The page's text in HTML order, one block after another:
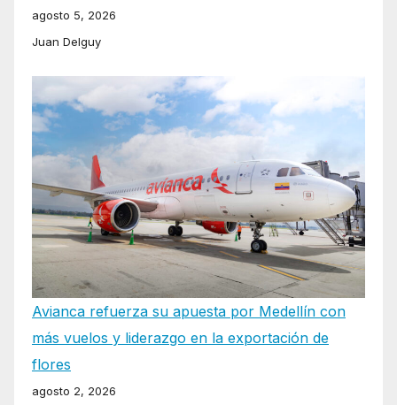
agosto 5, 2026
Juan Delguy
Avianca refuerza su apuesta por Medellín con
más vuelos y liderazgo en la exportación de
flores
agosto 2, 2026